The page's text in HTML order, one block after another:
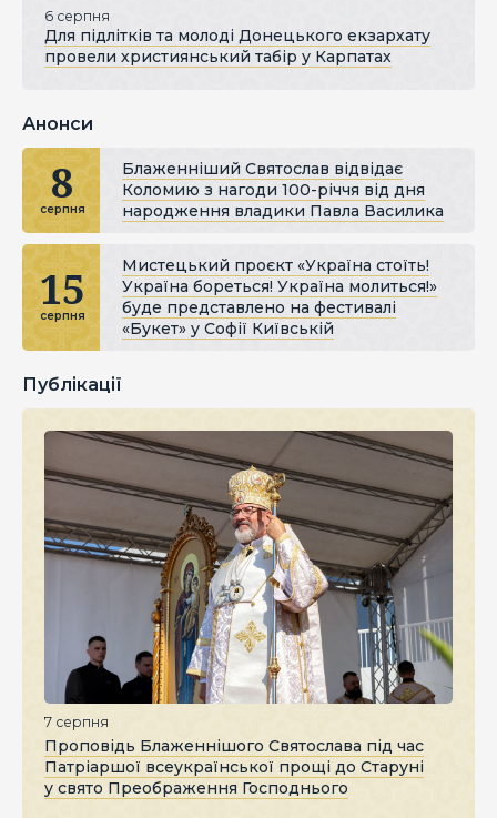
6 серпня
Для підлітків та молоді Донецького екзархату
провели християнський табір у Карпатах
Анонси
8
серпня
Блаженніший Святослав відвідає
Коломию з нагоди 100-річчя від дня
народження владики Павла Василика
15
серпня
Мистецький проєкт «Україна стоїть!
Україна бореться! Україна молиться!»
буде представлено на фестивалі
«Букет» у Софії Київській
Публікації
7 серпня
Проповідь Блаженнішого Святослава під час
Патріаршої всеукраїнської прощі до Старуні
у свято Преображення Господнього